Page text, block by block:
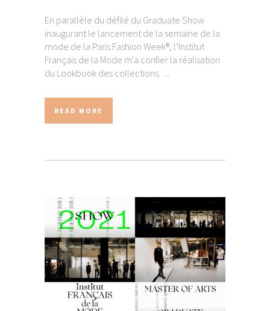
En parallèle du défilé du Graduate Show
inaugurant le lancement de la semaine de la
mode de la Paris Fashion Week®, l’Institut
Français de la Mode m'a confier la réalisation
du Lookbook des collections. ...
READ MORE